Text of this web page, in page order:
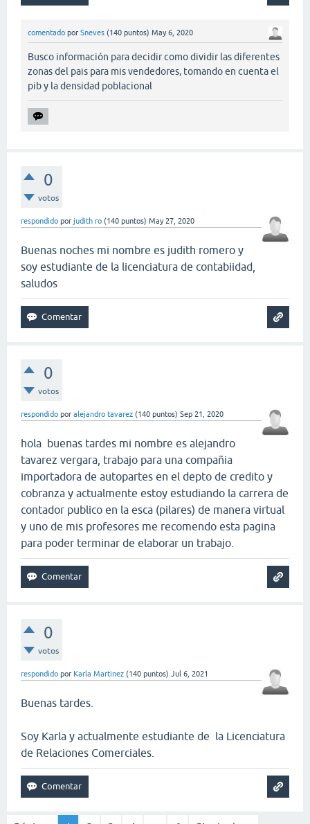
comentado por Sneves (140 puntos) May 6, 2020
Busco información para decidir como dividir las diferentes
zonas del pais para mis vendedores, tomando en cuenta el
pib y la densidad poblacional
0
votos
respondido por judith ro (140 puntos) May 27, 2020
Buenas noches mi nombre es judith romero y
soy estudiante de la licenciatura de contabiidad,
saludos
0
votos
respondido por alejandro tavarez (140 puntos) Sep 21, 2020
hola buenas tardes mi nombre es alejandro
tavarez vergara, trabajo para una compañia
importadora de autopartes en el depto de credito y
cobranza y actualmente estoy estudiando la carrera de
contador publico en la esca (pilares) de manera virtual
y uno de mis profesores me recomendo esta pagina
para poder terminar de elaborar un trabajo.
0
votos
respondido por Karla Martinez (140 puntos) Jul 6, 2021
Buenas tardes.
Soy Karla y actualmente estudiante de la Licenciatura
de Relaciones Comerciales.